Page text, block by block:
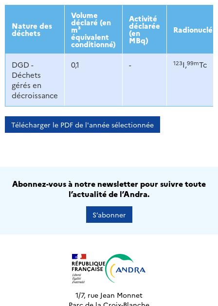
2013 2014 2015 2016
Nature des
déchets
Volume
déclaré (en
m³
équivalent
conditionné)
Activité
déclarée
(en
MBq)
DGD -
Déchets
gérés en
décroissance
0,1 - 123I,99mTc
Télécharger le PDF de l'année sélectionnée
Abonnez-vous à notre newsletter pour suivre toute
l’actualité de l’Andra.
S’abonner
1/7, rue Jean Monnet